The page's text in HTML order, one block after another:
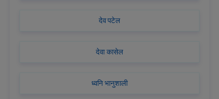
देव पटेल
देवा कासेल
ध्वनि भानुशाली